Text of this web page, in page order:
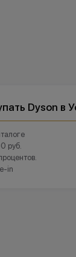
Dyson в
руб.
in